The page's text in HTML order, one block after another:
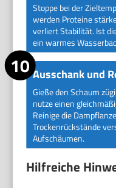
Stoppe bei der
werden Proteine
verliert Stabilität. Ist
ein warmes
Ausschank und
Gieße den Schaum
nutze einen
Reinige die
Trockenrückstände
Aufschäumen.
Hilfreiche